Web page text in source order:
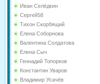
Иван Селёдкин
Сергей58
Тихон Скорбящий
Елена Соборнова
Валентина Солдатова
Елена Сыч
Геннадий Топорков
Константин Уваров
Владимир Усачёв